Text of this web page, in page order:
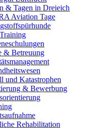
& Tagen in Dreieich
Aviation Tage
& Betreuung
und Katastrophen
& Bewerbung
Rehabilitation